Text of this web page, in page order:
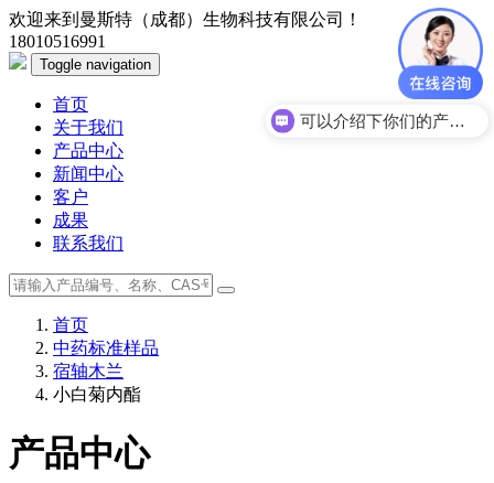
欢迎来到曼斯特（成都）生物科技有限公司！
18010516991
Toggle navigation
首页
关于我们
产品中心
新闻中心
客户
成果
联系我们
首页
中药标准样品
宿轴木兰
小白菊内酯
产品中心
可以介绍下你们的产品么？